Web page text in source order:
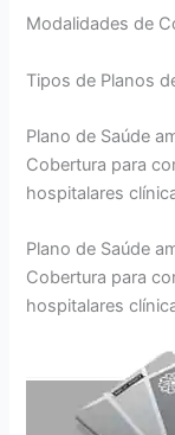
Modalidades de
Tipos de Planos
Plano de Saúde
Cobertura para
hospitalares
Plano de Saúde
Cobertura para
hospitalares